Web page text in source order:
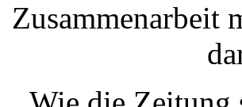
Zusammenarbeit